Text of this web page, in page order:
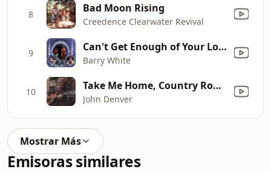
8 Bad Moon Rising
Creedence Clearwater Revival
9 Can't Get Enough of Your Love, Babe
Barry White
10 Take Me Home, Country Roads (Original Version)
John Denver
Mostrar Más
Emisoras similares